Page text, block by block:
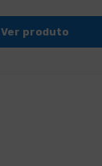
Ver produto